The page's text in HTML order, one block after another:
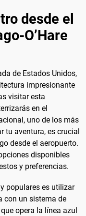
desde el
O’Hare
de Estados Unidos,
impresionante
visitar esta
en el
uno de los más
tu aventura, es crucial
desde el aeropuerto.
disponibles
y preferencias.
populares es utilizar
con un sistema de
opera la línea azul